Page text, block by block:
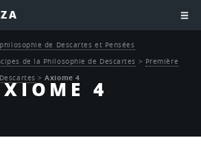
4
de Descartes et Pensées
de la Philosophie de Descartes > Première
>Axiome 4